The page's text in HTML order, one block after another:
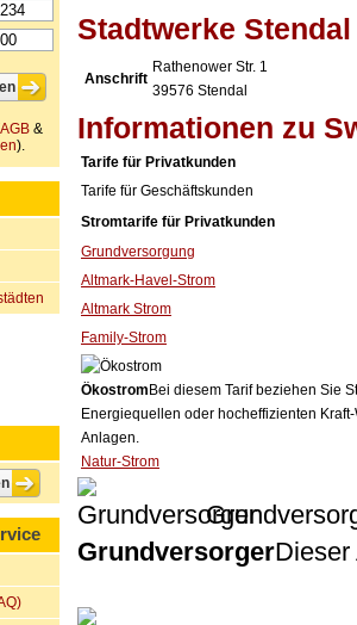
Stadtwerke Stendal
Anschrift
Rathenower Str. 1
39576 Stendal
Informationen zu
Tarife für Privatkunden
Tarife für Geschäftskunden
Stromtarife für Privatkunden
Grundversorgung
Altmark-Havel-Strom
Altmark Strom
Family-Strom
Ökostrom Bei diesem Tarif beziehen Sie
Energiequellen oder hocheffizienten
Anlagen.
Natur-Strom
GrundversorgerDieser
AGB &
).